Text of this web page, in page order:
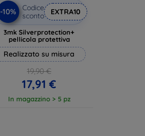
-10%
Codice
sconto
EXTRA10
3mk Silverprotection+
pellicola protettiva
Realizzato su misura
19,90 €
17,91 €
In magazzino > 5 pz